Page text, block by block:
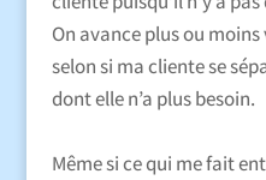
On avance plus ou
selon si ma cliente se
dont elle n’a plus besoin.
Même si ce qui me fait